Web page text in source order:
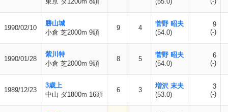
1990/02/10
勝山城
小倉 芝2000m 9頭
9 4
菅野 昭夫
(54.0)
9
(-)
1990/01/28
紫川特
小倉 芝2000m 9頭
8 5
菅野 昭夫
(54.0)
6
(-)
1989/12/23
3歳上
中山 ダ1800m 16頭
6 3
増沢 末夫
(53.0)
3
(-)